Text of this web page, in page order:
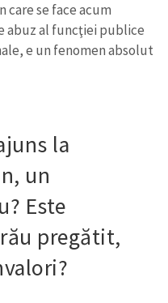
se face acum
abuz al funcţiei publice
e un fenomen absolut
la
un
Este
pregătit,